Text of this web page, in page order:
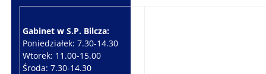
Gabinet w S.P. Bilcza:
Poniedziałek: 7.30-14.30
Wtorek: 11.00-15.00
Środa: 7.30-14.30